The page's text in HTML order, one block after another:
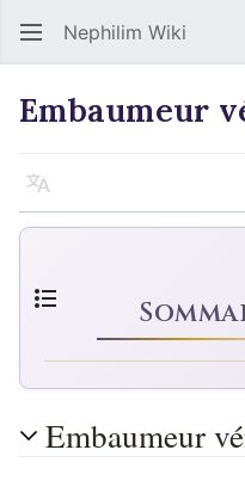
Nephilim Wiki
Embaumeur
Langue
Embaumeur